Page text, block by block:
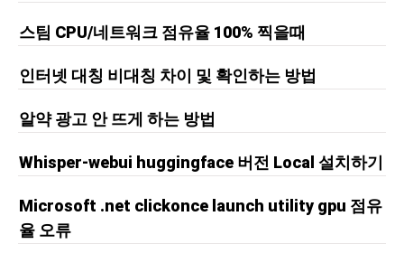
스팀 CPU/네트워크 점유율 100% 찍을때
인터넷 대칭 비대칭 차이 및 확인하는 방법
알약 광고 안 뜨게 하는 방법
Whisper-webui huggingface 버전 Local 설치하기
Microsoft .net clickonce launch utility gpu 점유
율 오류